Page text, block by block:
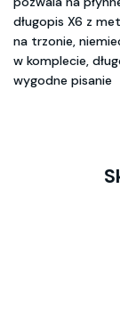
długopis X6 z
na trzonie,
w komplecie,
wygodne pisanie